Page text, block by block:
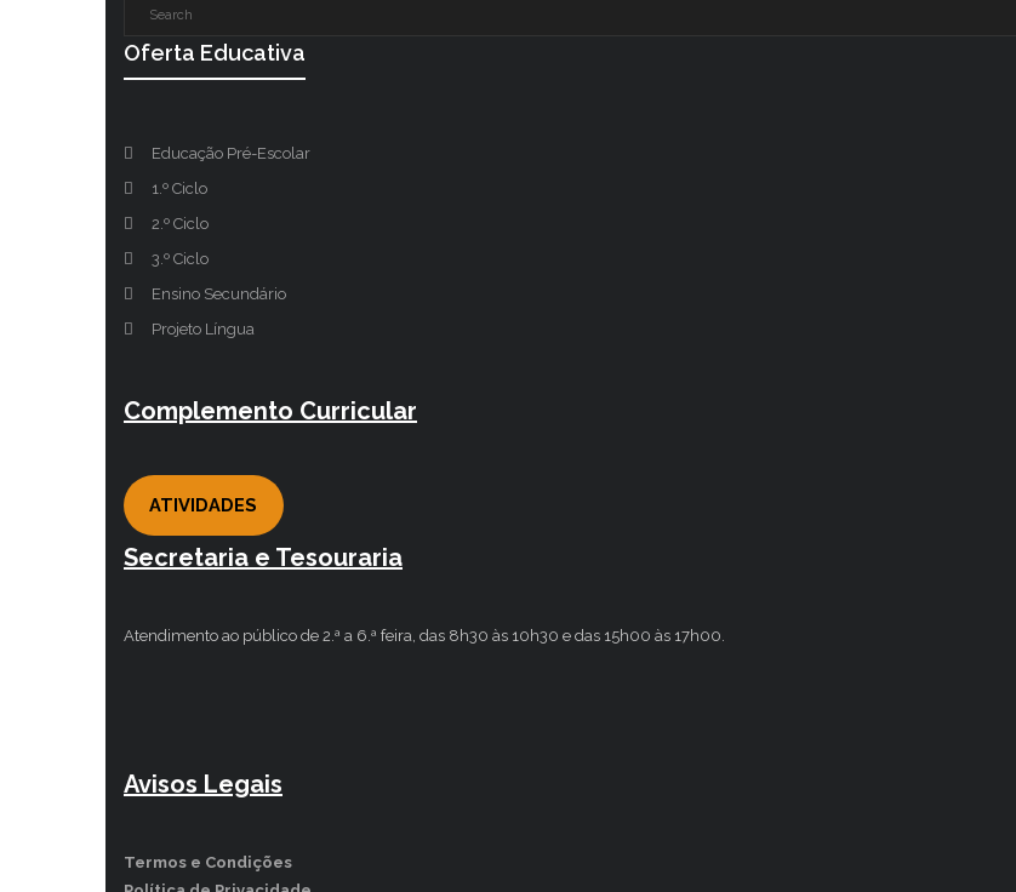
Oferta Educativa
Educação Pré-Escolar
1.º Ciclo
2.º Ciclo
3.º Ciclo
Ensino Secundário
Projeto Língua
Complemento Curricular
ATIVIDADES
Secretaria e Tesouraria
Atendimento ao público de 2.ª a 6.ª feira, das 8h30 às 10h30 e das 15h00 às 17h00.
Avisos Legais
Termos e Condições